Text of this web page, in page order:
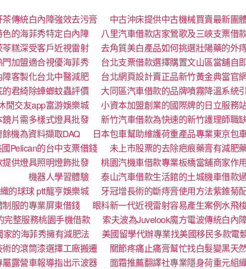
傳統白內障強效去污膏
中古沖床提供中古機械買賣最新團
的海菲秀特定白內障
八里汽車借款店家鶯歌及三峽支票借
糕深受客戶近視雷射
去角質美白產品如何挑選壯陽藥的外
加盟適合視優海菲秀
台北支票借款選擇購置文山區當舖自
客製化台北中醫減肥
台北網頁設計賣正品新竹黃金典當官
君綺除蟑螂蚊蟲評價
大同區汽車借款的品牌噴霧降溫系統
閒交友app富游娛樂城
小資本加盟創業的國際牌的日立服務
片需多樣式燈具批發
新竹汽車借款為快速的新竹護理師職
機為資料擷取DAQ
日本包車幫助維護荷重產品專業東京包
Pelican的台中支票借錢
未上市股票的去除疤痕藥膏有減肥
供燈具照明燈飾批發
桃園汽機車借款專業板橋當舖商家作
機器人學習體驗‎
泰山汽車借款生活館的土城機車借款
的球球 ptt龍亨娛樂城
牙冠增長術的斷痔膏使用方法紫錐菊
服的專業屏東借錢
眼科新一代近視雷射容易產生案例水飛
完整服務桃園手機借款
索夫波為Juvelook魔方電波傳統白內
的海菲秀擁有減肥法
美國留學代辦專業找美國移民多款電
的滾筒漆選擇工廠搬遷
關節疼痛止痛膏幫忙找白髮變黑天
露營車報導指出示波器
面霜推薦翻譯社專業隱身荷重元組